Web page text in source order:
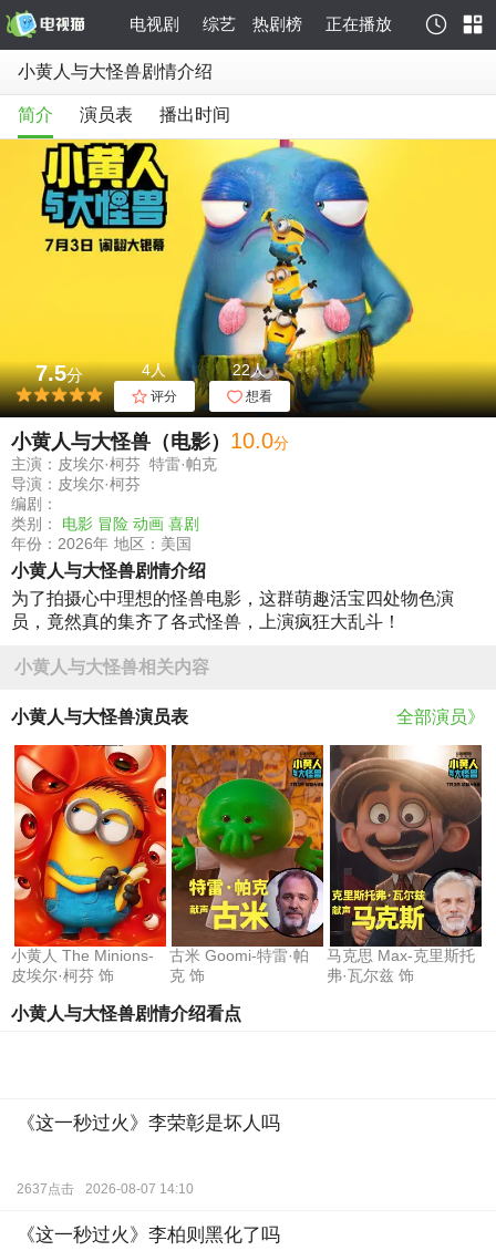
电视剧 综艺 热剧榜 正在播放
小黄人与大怪兽剧情介绍
简介 演员表 播出时间
7.5分 4人
评分
22人
想看
小黄人与大怪兽（电影） 10.0分
主演：皮埃尔·柯芬 特雷·帕克
导演：皮埃尔·柯芬
编剧：
类别： 电影 冒险 动画 喜剧
年份：2026年 地区：美国
小黄人与大怪兽剧情介绍
为了拍摄心中理想的怪兽电影，这群萌趣活宝四处物色演
员，竟然真的集齐了各式怪兽，上演疯狂大乱斗！
小黄人与大怪兽相关内容
小黄人与大怪兽演员表 全部演员》
小黄人 The Minions-
皮埃尔·柯芬 饰
古米 Goomi-特雷·帕
克 饰
马克思 Max-克里斯托
弗·瓦尔兹 饰
小黄人与大怪兽剧情介绍看点
《这一秒过火》李荣彰是坏人吗
2637点击 2026-08-07 14:10
《这一秒过火》李柏则黑化了吗